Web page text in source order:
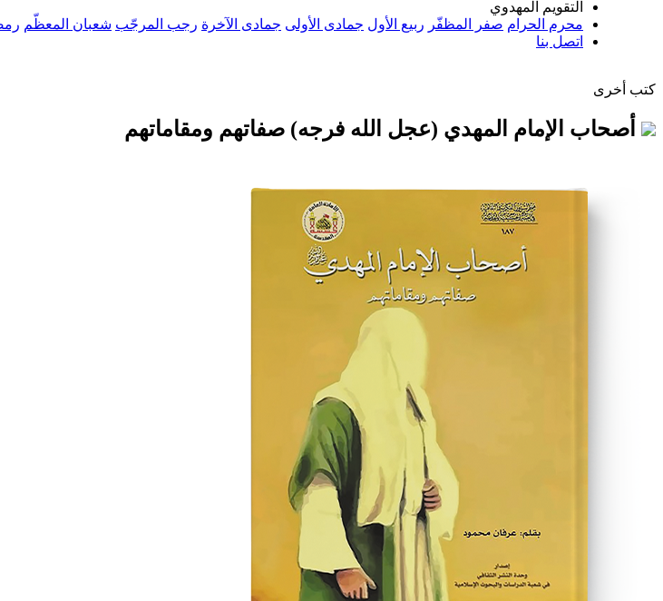
التقويم المهدوي
محرم الحرام صفر المظفّر ربيع الأول جمادى الأولى جمادى الآخرة رجب المرجّب شعبان المعظّم
اتصل بنا
كتب أخرى
أصحاب الإمام المهدي (عجل الله فرجه) صفاتهم ومقاماتهم